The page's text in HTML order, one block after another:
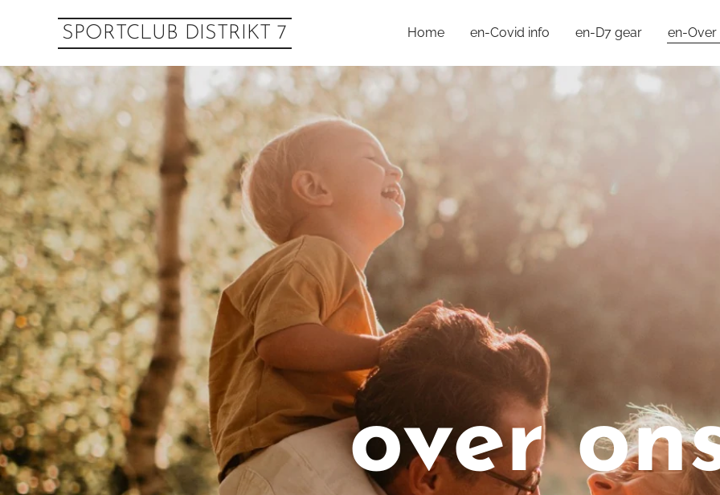
SPORTCLUB DISTRIKT 7 Home en-Covid info en-D7 gear en-Over
over